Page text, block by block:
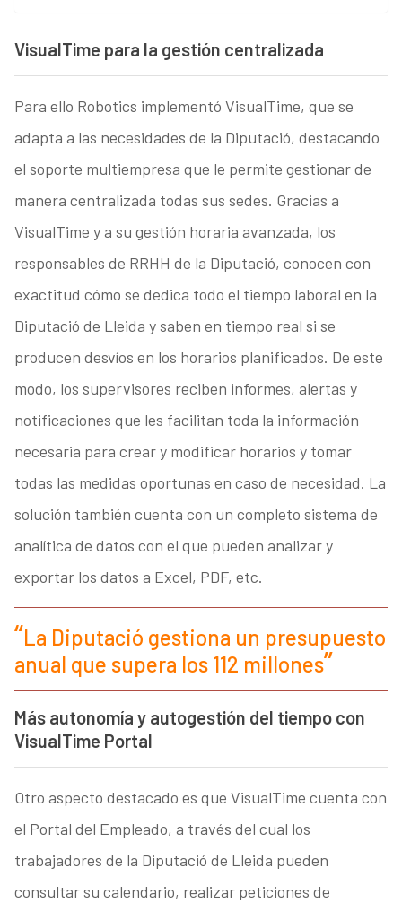
VisualTime para la gestión centralizada
Para ello Robotics implementó VisualTime, que se
adapta a las necesidades de la Diputació, destacando
el soporte multiempresa que le permite gestionar de
manera centralizada todas sus sedes. Gracias a
VisualTime y a su gestión horaria avanzada, los
responsables de RRHH de la Diputació, conocen con
exactitud cómo se dedica todo el tiempo laboral en la
Diputació de Lleida y saben en tiempo real si se
producen desvíos en los horarios planificados. De este
modo, los supervisores reciben informes, alertas y
notificaciones que les facilitan toda la información
necesaria para crear y modificar horarios y tomar
todas las medidas oportunas en caso de necesidad. La
solución también cuenta con un completo sistema de
analítica de datos con el que pueden analizar y
exportar los datos a Excel, PDF, etc.
La Diputació gestiona un presupuesto
anual que supera los 112 millones
Más autonomía y autogestión del tiempo con
VisualTime Portal
Otro aspecto destacado es que VisualTime cuenta con
el Portal del Empleado, a través del cual los
trabajadores de la Diputació de Lleida pueden
consultar su calendario, realizar peticiones de